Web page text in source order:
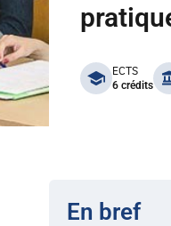
benefits
ECTS
6 crédits
En bref